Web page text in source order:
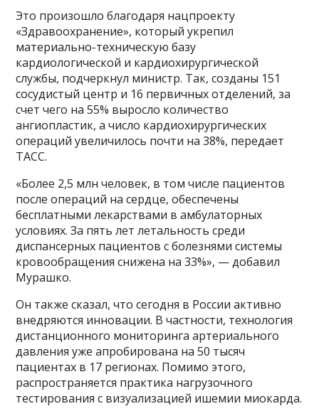
Это произошло благодаря нацпроекту
«Здравоохранение», который укрепил
материально-техническую базу
кардиологической и кардиохирургической
службы, подчеркнул министр. Так, созданы 151
сосудистый центр и 16 первичных отделений, за
счет чего на 55% выросло количество
ангиопластик, а число кардиохирургических
операций увеличилось почти на 38%, передает
ТАСС.
«Более 2,5 млн человек, в том числе пациентов
после операций на сердце, обеспечены
бесплатными лекарствами в амбулаторных
условиях. За пять лет летальность среди
диспансерных пациентов с болезнями системы
кровообращения снижена на 33%», — добавил
Мурашко.
Он также сказал, что сегодня в России активно
внедряются инновации. В частности, технология
дистанционного мониторинга артериального
давления уже апробирована на 50 тысяч
пациентах в 17 регионах. Помимо этого,
распространяется практика нагрузочного
тестирования с визуализацией ишемии миокарда.